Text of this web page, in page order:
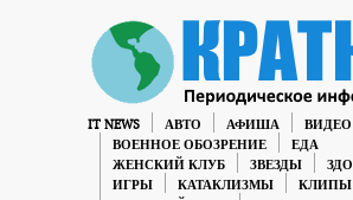
IT NEWS АВТО АФИША
ВИДЕО
ВОЕННОЕ ОБОЗРЕНИЕ
ЕДА
ЖЕНСКИЙ КЛУБ
ЗВЕЗДЫ
ИГРЫ
КАТАКЛИЗМЫ КЛИПЫ